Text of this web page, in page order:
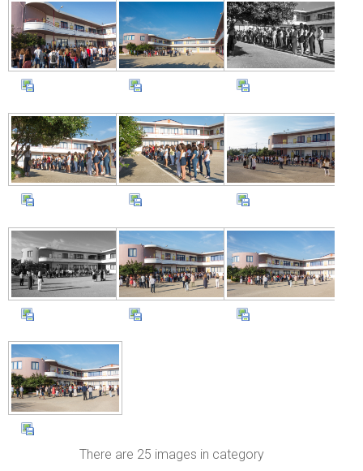
There are 25 images in category